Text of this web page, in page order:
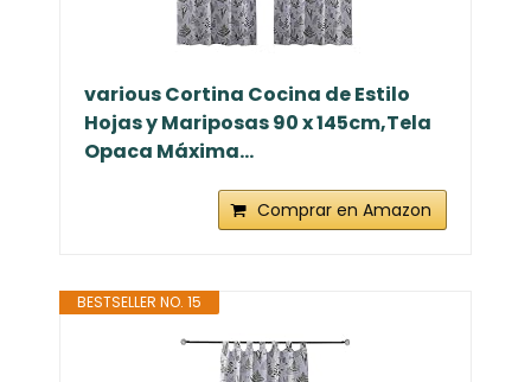
various Cortina Cocina de Estilo
Hojas y Mariposas 90 x 145cm,Tela
Opaca Máxima...
Comprar en Amazon
BESTSELLER NO. 15